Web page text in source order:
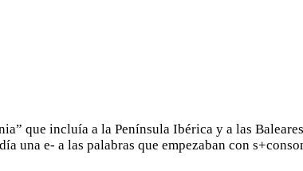
que incluía a la Península Ibérica y a las
una e- a las palabras que empezaban con